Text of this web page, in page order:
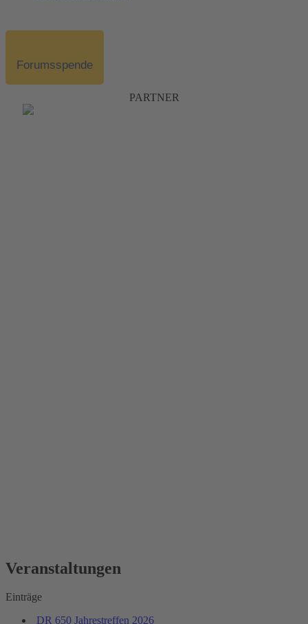
Forumsspende
PARTNER
Veranstaltungen
Einträge
DR 650 Jahrestreffen 2026